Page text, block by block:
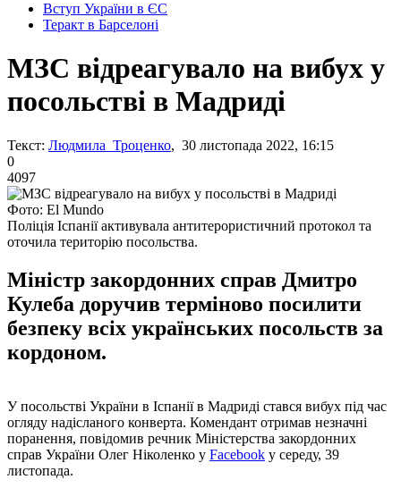
Вступ України в ЄС
Теракт в Барселоні
МЗС відреагувало на вибух у
посольстві в Мадриді
Текст: Людмила Троценко, 30 листопада 2022, 16:15
0
4097
Фото: El Mundo
Поліція Іспанії активувала антитерористичний протокол та
оточила територію посольства.
Міністр закордонних справ Дмитро
Кулеба доручив терміново посилити
безпеку всіх українських посольств за
кордоном.
У посольстві України в Іспанії в Мадриді стався вибух під час
огляду надісланого конверта. Комендант отримав незначні
поранення, повідомив речник Міністерства закордонних
справ України Олег Ніколенко у Facebook у середу, 39
листопада.